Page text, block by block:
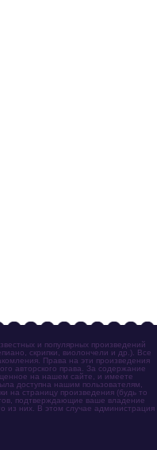
и популярных произведений
скрипки, виолончели и др.). Все
Права на эти произведения
авторского права. За содержание
на нашем сайте, и имеете
доступна нашим пользователям,
на страницу произведения (будь то
подтверждающие ваше владение
из них. В этом случае администрация